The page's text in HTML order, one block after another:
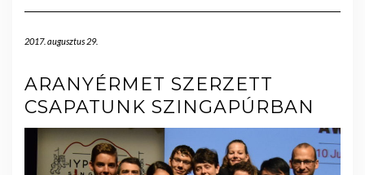
2017. augusztus 29.
ARANYÉRMET SZERZETT
CSAPATUNK SZINGAPÚRBAN